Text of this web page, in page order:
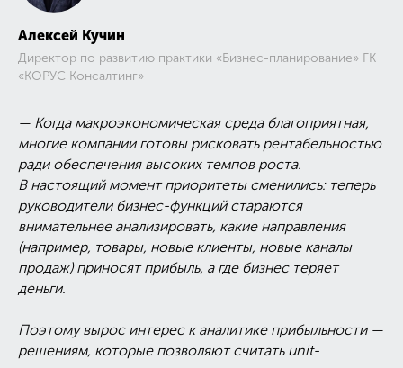
Алексей Кучин
Директор по развитию практики «Бизнес-планирование» ГК
«КОРУС Консалтинг»
— Когда макроэкономическая среда благоприятная,
многие компании готовы рисковать рентабельностью
ради обеспечения высоких темпов роста.
В настоящий момент приоритеты сменились: теперь
руководители бизнес-функций стараются
внимательнее анализировать, какие направления
(например, товары, новые клиенты, новые каналы
продаж) приносят прибыль, а где бизнес теряет
деньги.
Поэтому вырос интерес к аналитике прибыльности —
решениям, которые позволяют считать unit-